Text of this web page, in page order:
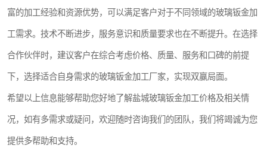
富的加工经验和资源优势，可以满足客户对于不同领域的玻璃钣金加
工需求。技术不断进步，服务意识和质量要求也在不断提升。在选择
合作伙伴时，建议客户在综合考虑价格、质量、服务和口碑的前提
下，选择适合自身需求的玻璃钣金加工厂家，实现双赢局面。
希望以上信息能够帮助您好地了解盐城玻璃钣金加工价格及相关情
况，如有多需求或疑问，欢迎随时咨询我们的团队，我们将竭诚为您
提供多帮助和支持。